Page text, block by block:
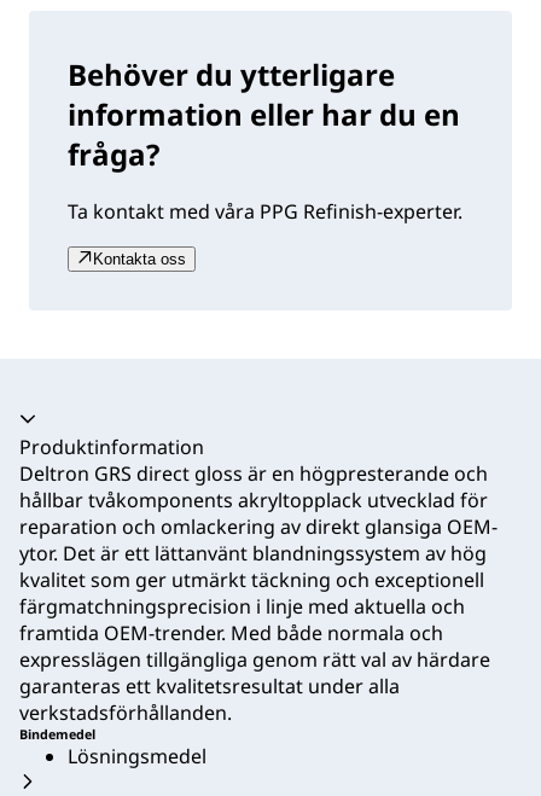
Behöver du ytterligare
information eller har du en
fråga?
Ta kontakt med våra PPG Refinish-experter.
Kontakta oss
Produktinformation
Deltron GRS direct gloss är en högpresterande och
hållbar tvåkomponents akryltopplack utvecklad för
reparation och omlackering av direkt glansiga OEM-
ytor. Det är ett lättanvänt blandningssystem av hög
kvalitet som ger utmärkt täckning och exceptionell
färgmatchningsprecision i linje med aktuella och
framtida OEM-trender. Med både normala och
expresslägen tillgängliga genom rätt val av härdare
garanteras ett kvalitetsresultat under alla
verkstadsförhållanden.
Bindemedel
Lösningsmedel